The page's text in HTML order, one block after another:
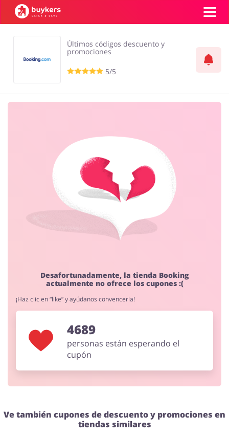
Salud y Belleza
Electrónica y
Electrodomésticos
Hogar y Jardín
Tiendas
Iniciar sesión
Regístrate
Últimos códigos descuento y
promociones
5/5
Desafortunadamente, la tienda Booking
actualmente no ofrece los cupones :(
¡Haz clic en “like” y ayúdanos convencerla!
4689
personas están esperando el
cupón
Ve también cupones de descuento y promociones en
tiendas similares